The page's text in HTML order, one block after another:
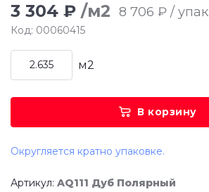
3 304 ₽ /м2 8 706 ₽ / упак
Код: 00060415
м2
В корзину
Округляется кратно упаковке.
Артикул: AQ111 Дуб Полярный